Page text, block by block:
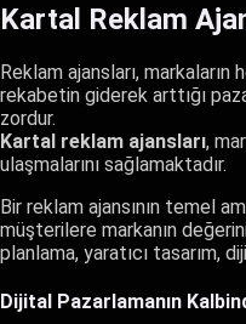
Kartal Reklam
Reklam ajansları,
rekabetin giderek arttığı
zordur.
Kartal reklam ajansları,
ulaşmalarını sağlamaktadır.
Bir reklam ajansının temel
müşterilere markanın
planlama, yaratıcı tasarım,
Dijital Pazarlamanın